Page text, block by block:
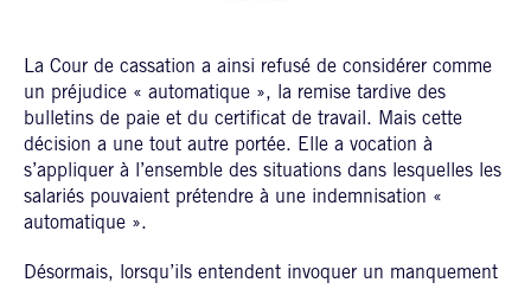
La Cour de cassation a ainsi refusé de considérer comme
un préjudice « automatique », la remise tardive des
bulletins de paie et du certificat de travail. Mais cette
décision a une tout autre portée. Elle a vocation à
s’appliquer à l’ensemble des situations dans lesquelles les
salariés pouvaient prétendre à une indemnisation «
automatique ».
Désormais, lorsqu’ils entendent invoquer un manquement